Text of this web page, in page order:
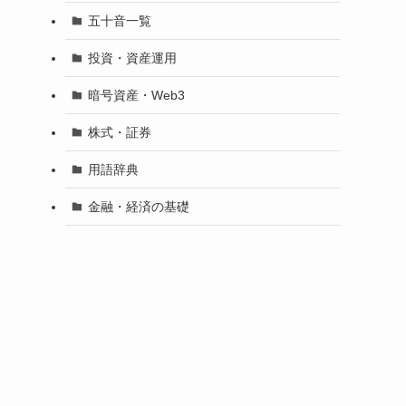
五十音一覧
投資・資産運用
暗号資産・Web3
株式・証券
用語辞典
金融・経済の基礎